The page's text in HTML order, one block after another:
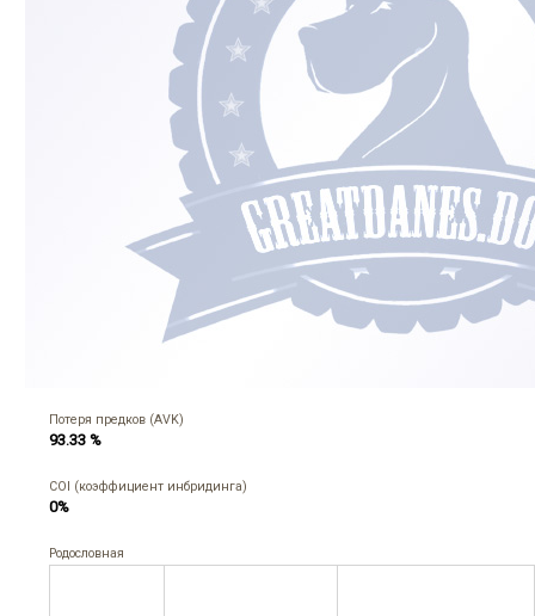
Потеря предков (AVK)
93.33 %
COI (коэффициент инбридинга)
0%
Родословная